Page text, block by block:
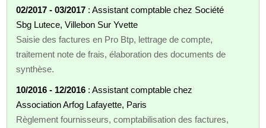
02/2017 - 03/2017 : Assistant comptable chez Société
Sbg Lutece, Villebon Sur Yvette
Saisie des factures en Pro Btp, lettrage de compte,
traitement note de frais, élaboration des documents de
synthèse.
10/2016 - 12/2016 : Assistant comptable chez
Association Arfog Lafayette, Paris
Règlement fournisseurs, comptabilisation des factures,